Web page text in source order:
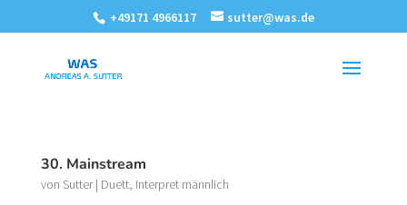
+49171 4966117 sutter@was.de
30. Mainstream
von Sutter| Duett, Interpret männlich